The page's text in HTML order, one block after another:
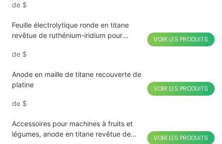
de $
Feuille électrolytique ronde en titane
revêtue de ruthénium-iridium pour
de $
VOIR LES PRODUITS
Anode en maille de titane recouverte de
platine
de $
VOIR LES PRODUITS
Accessoires pour machines à fruits et
légumes, anode en titane revêtue de
VOIR LES PRODUITS